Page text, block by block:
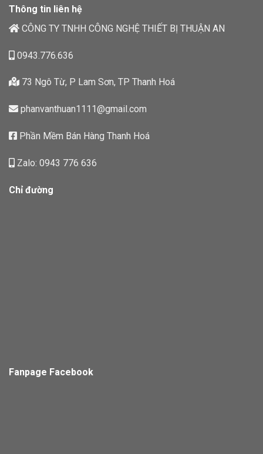
Thông tin liên hệ
CÔNG TY TNHH CÔNG NGHỆ THIẾT BỊ THUẬN AN
0943.776.636
73 Ngô Từ, P Lam Sơn, TP Thanh Hoá
phanvanthuan1111@gmail.com
Phần Mềm Bán Hàng Thanh Hoá
Zalo: 0943 776 636
Chỉ đường
Fanpage Facebook